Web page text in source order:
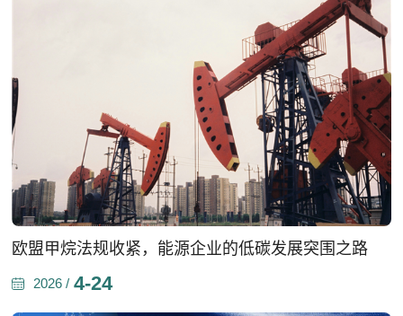
欧盟甲烷法规收紧，能源企业的低碳发展突围之路
2026 / 4-24